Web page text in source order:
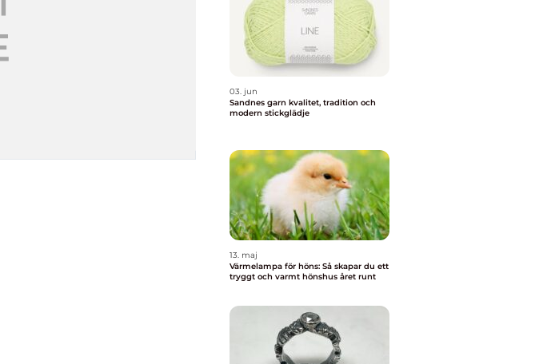
03. jun
Sandnes garn kvalitet, tradition och
modern stickglädje
13. maj
Värmelampa för höns: Så skapar du ett
tryggt och varmt hönshus året runt